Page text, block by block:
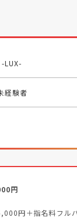
-LUX-
経験者
円
円＋指名料フル